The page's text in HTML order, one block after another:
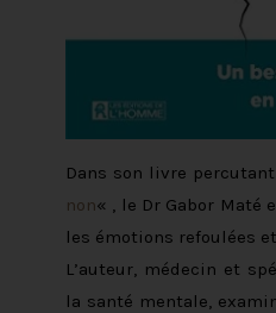
Dans son livre
non« , le Dr Gabor Maté
les émotions refoulées
L’auteur, médecin et
la santé mentale,